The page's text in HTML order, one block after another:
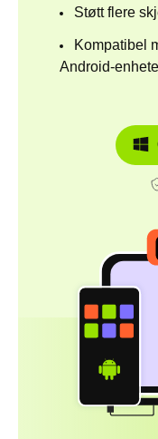
Støtt flere
Kompatibel
Android-